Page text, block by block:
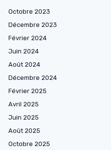
Octobre 2023
Décembre 2023
Février 2024
Juin 2024
Août 2024
Décembre 2024
Février 2025
Avril 2025
Juin 2025
Août 2025
Octobre 2025